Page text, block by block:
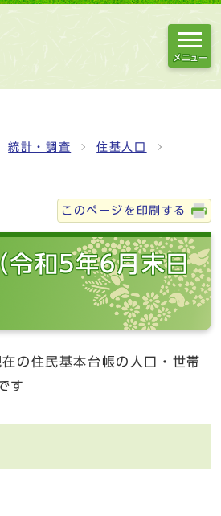
メニュー
統計・調査 住基人口
このページを印刷する
令和5年6月末日
の住民基本台帳の人口・世帯
す